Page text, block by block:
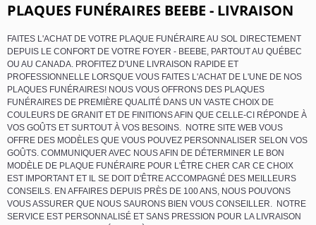
PLAQUES FUNÉRAIRES BEEBE - LIVRAISON
FAITES L'ACHAT DE VOTRE PLAQUE FUNÉRAIRE AU SOL DIRECTEMENT
DEPUIS LE CONFORT DE VOTRE FOYER - BEEBE, PARTOUT AU QUÉBEC
OU AU CANADA. PROFITEZ D'UNE LIVRAISON RAPIDE ET
PROFESSIONNELLE LORSQUE VOUS FAITES L'ACHAT DE L'UNE DE NOS
PLAQUES FUNÉRAIRES! NOUS VOUS OFFRONS DES PLAQUES
FUNÉRAIRES DE PREMIÈRE QUALITÉ DANS UN VASTE CHOIX DE
COULEURS DE GRANIT ET DE FINITIONS AFIN QUE CELLE-CI RÉPONDE À
VOS GOÛTS ET SURTOUT À VOS BESOINS. NOTRE SITE WEB VOUS
OFFRE DES MODÈLES QUE VOUS POUVEZ PERSONNALISER SELON VOS
GOÛTS. COMMUNIQUER AVEC NOUS AFIN DE DÉTERMINER LE BON
MODÈLE DE PLAQUE FUNÉRAIRE POUR L'ÊTRE CHER CAR CE CHOIX
EST IMPORTANT ET IL SE DOIT D'ÊTRE ACCOMPAGNÉ DES MEILLEURS
CONSEILS. EN AFFAIRES DEPUIS PRÈS DE 100 ANS, NOUS POUVONS
VOUS ASSURER QUE NOUS SAURONS BIEN VOUS CONSEILLER. NOTRE
SERVICE EST PERSONNALISÉ ET SANS PRESSION POUR LA LIVRAISON